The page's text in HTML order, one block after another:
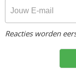
Reacties worden